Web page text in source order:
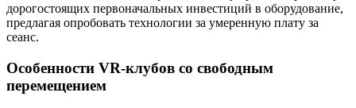
дорогостоящих первоначальных инвестиций в оборудование,
предлагая опробовать технологии за умеренную плату за
сеанс.
Особенности VR-клубов со свободным
перемещением